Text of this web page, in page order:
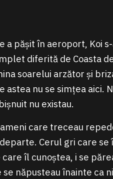
a pășit în aeroport, Koi
diferită de Coasta
soarelui arzător și
astea nu se simțea
nu existau.
care treceau
Cerul gri care
îl cunoștea, i se
năpusteau înainte ca